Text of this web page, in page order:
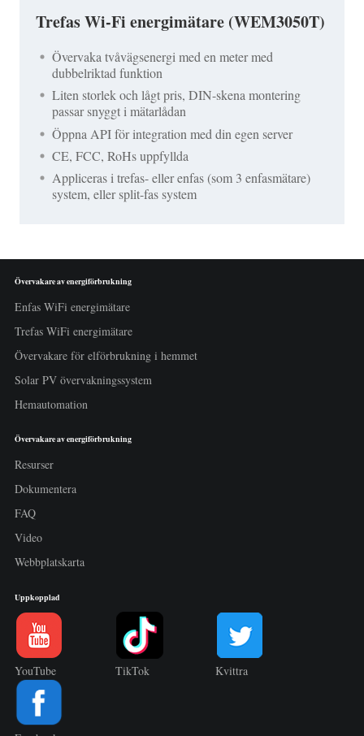
Trefas Wi-Fi energimätare (WEM3050T)
Övervaka tvåvägsenergi med en meter med
dubbelriktad funktion
Liten storlek och lågt pris, DIN-skena montering
passar snyggt i mätarlådan
Öppna API för integration med din egen server
CE, FCC, RoHs uppfyllda
Appliceras i trefas- eller enfas (som 3 enfasmätare)
system, eller split-fas system
Övervakare av energiförbrukning
Enfas WiFi energimätare
Trefas WiFi energimätare
Övervakare för elförbrukning i hemmet
Solar PV övervakningssystem
Hemautomation
Övervakare av energiförbrukning
Resurser
Dokumentera
FAQ
Video
Webbplatskarta
Uppkopplad
YouTube TikTok Kvittra